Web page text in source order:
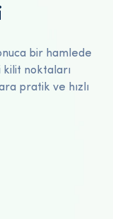
bir hamlede
kilit noktaları
pratik ve hızlı